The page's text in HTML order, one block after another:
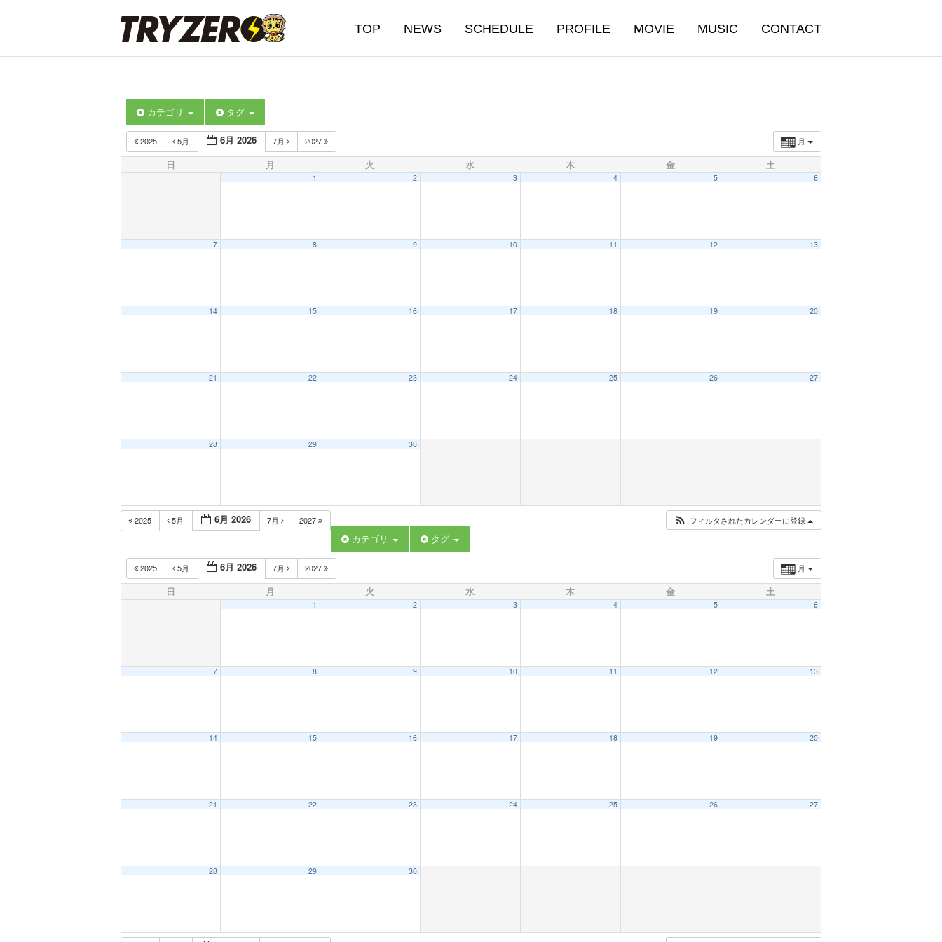
TOP NEWS SCHEDULE PROFILE MOVIE MUSIC CONTACT
カテゴリ タグ
月
2025 5月 6月 2026 7月 2027
日 月 火 水 木 金 土
1 2 3 4 5 6
7 8 9 10 11 12 13
14 15 16 17 18 19 20
21 22 23 24 25 26 27
28 29 30
2025 5月 6月 2026 7月 2027 フィルタされたカレンダーに登録
カテゴリ タグ
月
2025 5月 6月 2026 7月 2027
日 月 火 水 木 金 土
1 2 3 4 5 6
7 8 9 10 11 12 13
14 15 16 17 18 19 20
21 22 23 24 25 26 27
28 29 30